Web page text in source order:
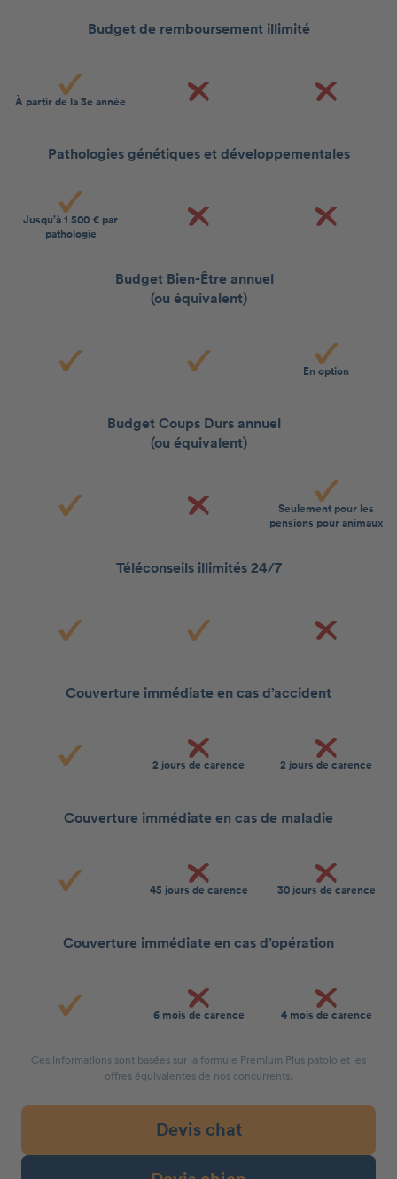
Budget de remboursement illimité
À partir de la 3e année
Pathologies génétiques et développementales
Jusqu’à 1 500 € par
pathologie
Budget Bien-Être annuel
(ou équivalent)
En option
Budget Coups Durs annuel
(ou équivalent)
Seulement pour les
pensions pour animaux
Téléconseils illimités 24/7
Couverture immédiate en cas d’accident
2 jours de carence 2 jours de carence
Couverture immédiate en cas de maladie
45 jours de carence 30 jours de carence
Couverture immédiate en cas d’opération
6 mois de carence 4 mois de carence
Ces informations sont basées sur la formule Premium Plus patolo et les
offres équivalentes de nos concurrents.
Devis chat